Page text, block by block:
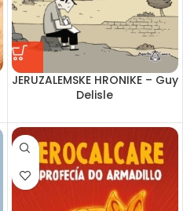
JERUZALEMSKE HRONIKE – Guy
Delisle